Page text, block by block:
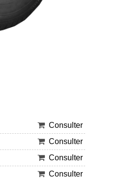
Consulter
Consulter
Consulter
Consulter